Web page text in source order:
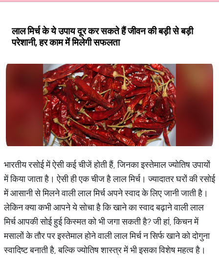
लाल मिर्च के ये उपाय दूर कर सकते हैं जीवन की बड़ी से बड़ी
परेशानी, हर काम में मिलेगी सफलता
भारतीय रसोई में ऐसी कई चीजें होती हैं, जिनका इस्तेमाल ज्योतिष उपायों
में किया जाता है। ऐसी ही एक चीज है लाल मिर्च। ज्यादातर घरों की रसोई
में आसानी से मिलने वाली लाल मिर्च अपने स्वाद के लिए जानी जाती है।
लेकिन क्या कभी आपने ये सोचा है कि खाने का स्वाद बढ़ाने वाली लाल
मिर्च आपकी सोई हुई किस्मत को भी जगा सकती है? जी हां, किचन में
मसालों के तौर पर इस्तेमाल होने वाली लाल मिर्च न सिर्फ खाने को दोगुना
स्वादिष्ट बनाती है, बल्कि ज्योतिष शास्त्र में भी इसका विशेष महत्व है।